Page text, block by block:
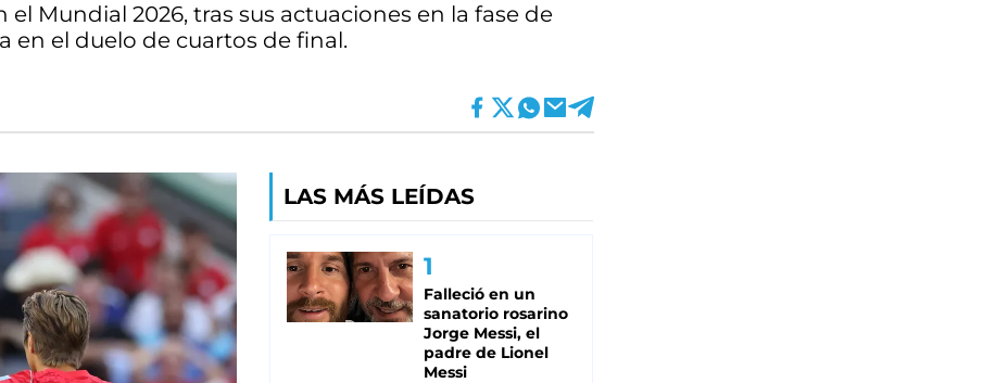
Mundial 2026, tras sus actuaciones en la fase de
en el duelo de cuartos de final.
LAS MÁS LEÍDAS
Falleció en un
sanatorio rosarino
Jorge Messi, el
padre de Lionel
Messi